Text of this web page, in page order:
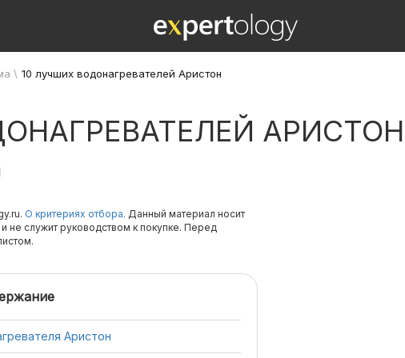
\ 10 лучших водонагревателей Аристон
АРИСТОН
О критериях отбора. Данный материал носит
не служит руководством к покупке. Перед
Аристон